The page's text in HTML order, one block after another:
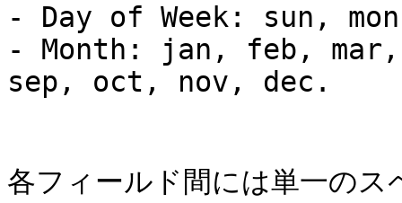
- Day of Week: sun,
- Month: jan, feb,
sep, oct, nov, dec.
各フィールド間には単一の